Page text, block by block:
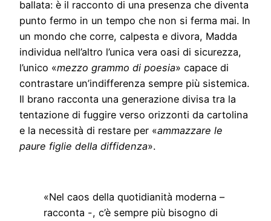
ballata: è il racconto di una presenza che diventa
punto fermo in un tempo che non si ferma mai. In
un mondo che corre, calpesta e divora, Madda
individua nell’altro l’unica vera oasi di sicurezza,
l’unico «mezzo grammo di poesia» capace di
contrastare un’indifferenza sempre più sistemica.
Il brano racconta una generazione divisa tra la
tentazione di fuggire verso orizzonti da cartolina
e la necessità di restare per «ammazzare le
paure figlie della diffidenza».
«Nel caos della quotidianità moderna –
racconta -, c’è sempre più bisogno di